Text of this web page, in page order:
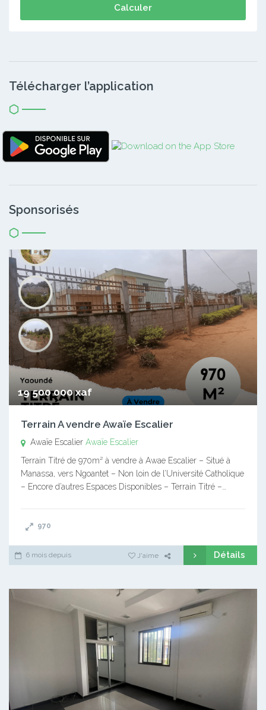
Calculer
Télécharger l’application
Sponsorisés
19 500 000 xaf
Terrain A vendre Awaïe Escalier
Awaïe Escalier Awaïe Escalier
Terrain Titré de 970m² à vendre à Awae Escalier – Situé à
Manassa, vers Ngoantet – Non loin de l’Université Catholique
– Encore d’autres Espaces Disponibles – Terrain Titré –…
970
6 mois depuis J'aime Détails